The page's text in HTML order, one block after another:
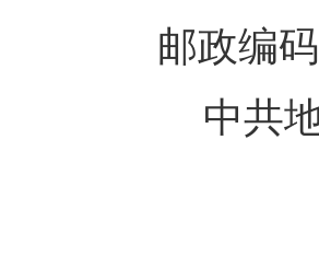
邮政编
中共